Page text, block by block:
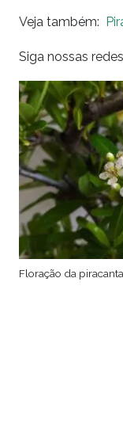
Veja também:
Siga nossas
Floração da piracanta